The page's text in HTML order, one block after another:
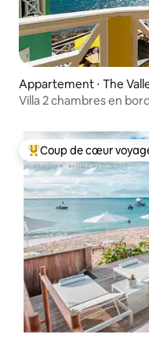
Appartement ⋅ The
Villa 2 chambres en
Coups de cœur
Coup de cœur